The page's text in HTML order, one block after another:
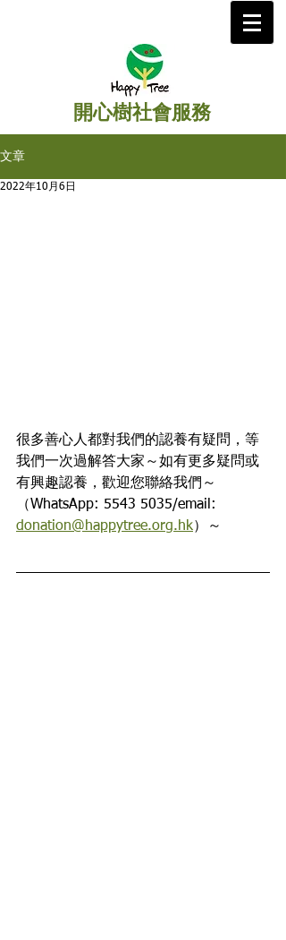
開心樹社會服務
文章
2022年10月6日
很多善心人都對我們的認養有疑問，等
我們一次過解答大家～如有更多疑問或
有興趣認養，歡迎您聯絡我們～
（WhatsApp: 5543 5035/email:
donation@happytree.org.hk）～